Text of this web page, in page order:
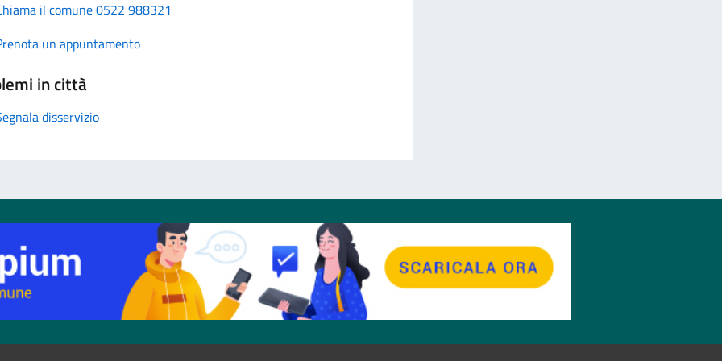
il comune 0522 988321
un appuntamento
in città
disservizio